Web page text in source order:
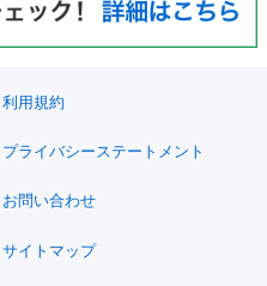
利用規約
プライバシーステートメント
お問い合わせ
サイトマップ